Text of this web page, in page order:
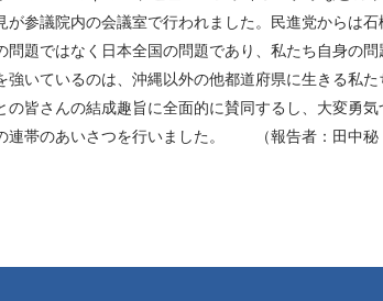
参議院内の会議室で行われました。民進党からは石
題ではなく日本全国の問題であり、私たち自身の問
いているのは、沖縄以外の他都道府県に生きる私た
皆さんの結成趣旨に全面的に賛同するし、大変勇気
連帯のあいさつを行いました。 （報告者：田中秘